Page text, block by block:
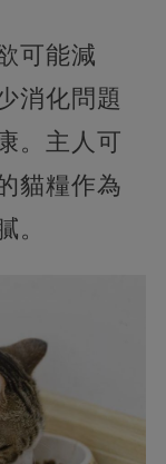
可能減
消化問題
。主人可
貓糧作為
。